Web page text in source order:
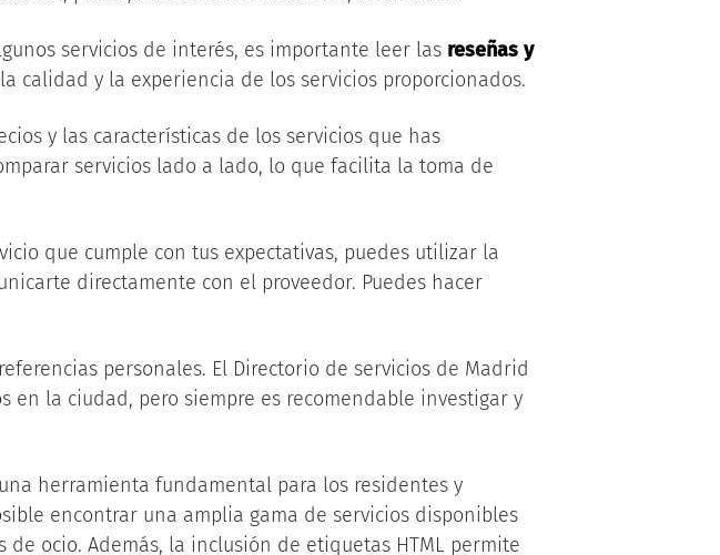
servicios de interés, es importante leer las reseñas y
calidad y la experiencia de los servicios proporcionados.
y las características de los servicios que has
servicios lado a lado, lo que facilita la toma de
que cumple con tus expectativas, puedes utilizar la
directamente con el proveedor. Puedes hacer
personales. El Directorio de servicios de Madrid
la ciudad, pero siempre es recomendable investigar y
herramienta fundamental para los residentes y
encontrar una amplia gama de servicios disponibles
ocio. Además, la inclusión de etiquetas HTML permite